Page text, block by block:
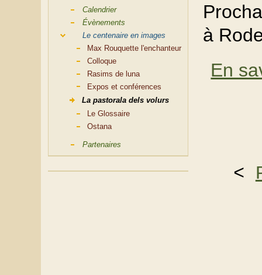
Calendrier
Évènements
Le centenaire en images
Max Rouquette l'enchanteur
Colloque
Rasims de luna
Expos et conférences
La pastorala dels volurs
Le Glossaire
Ostana
Partenaires
à
En
<